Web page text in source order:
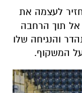
לעצמה את
אל תוך הרחבה
והנגיחה שלו
המשקוף.